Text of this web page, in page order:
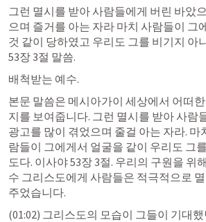
그런 멸시를 받아 사람들에게 버린 바았
으며 즐거를 아는 자라 마치 사람들이 그
것 같이 당하였고 우리도 그를 비기지 아
53장 3절 말씀.
배척받는 예수.
본문 말씀은 메시아가이 세상에서 어떠
지를 보여줍니다. 그런 멸시를 받아 사람
광고를 많이 겪었으며 줄걸 아는 자라. 마
람들이 그에게서 얼굴을 같이 우리도 그
도다. 이사야 53장 3절. 우리의 구원을 위
수 그리스도에게 사람들은 적극적으로
주었습니다.
(01:02) 그리스도의 모습이 그들이 기대